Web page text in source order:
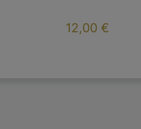
Prix
12,00 €